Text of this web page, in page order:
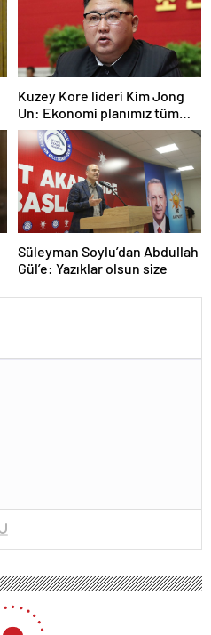
Kuzey Kore lideri Kim Jong
Un: Ekonomi planımız tüm
sektörlerde başarısız oldu
Süleyman Soylu’dan Abdullah
Gül’e: Yazıklar olsun size